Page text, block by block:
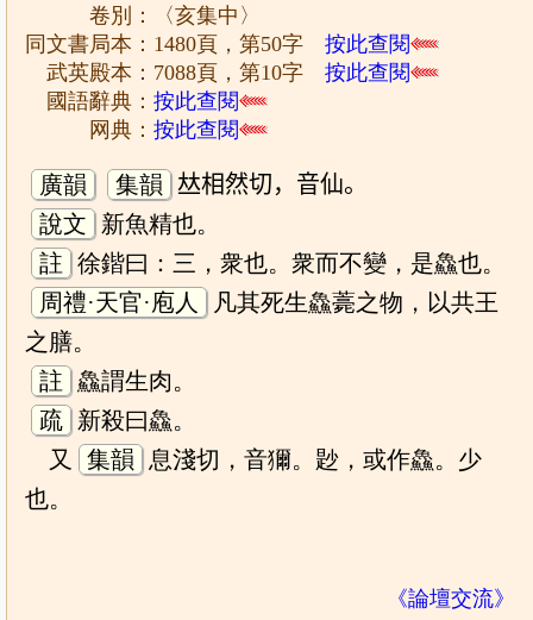
卷別：〈亥集中〉
同文書局本：1480頁，第50字按此查閱
武英殿本：7088頁，第10字按此查閱
國語辭典：按此查閱
网典：按此查閱
廣韻 集韻
𠀤相然切，音仙。
說文
新魚精也。
註 徐鍇曰：三，衆也。衆而不變，是鱻也。
周禮·天官·庖人
凡其死生鱻薧之物，以共王
之膳。
註
鱻謂生肉。
疏 新殺曰鱻。
又
集韻
息淺切，音獮。尟，或作鱻。少
也。
《論壇交流》